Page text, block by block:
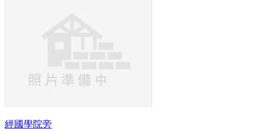
經國學院旁